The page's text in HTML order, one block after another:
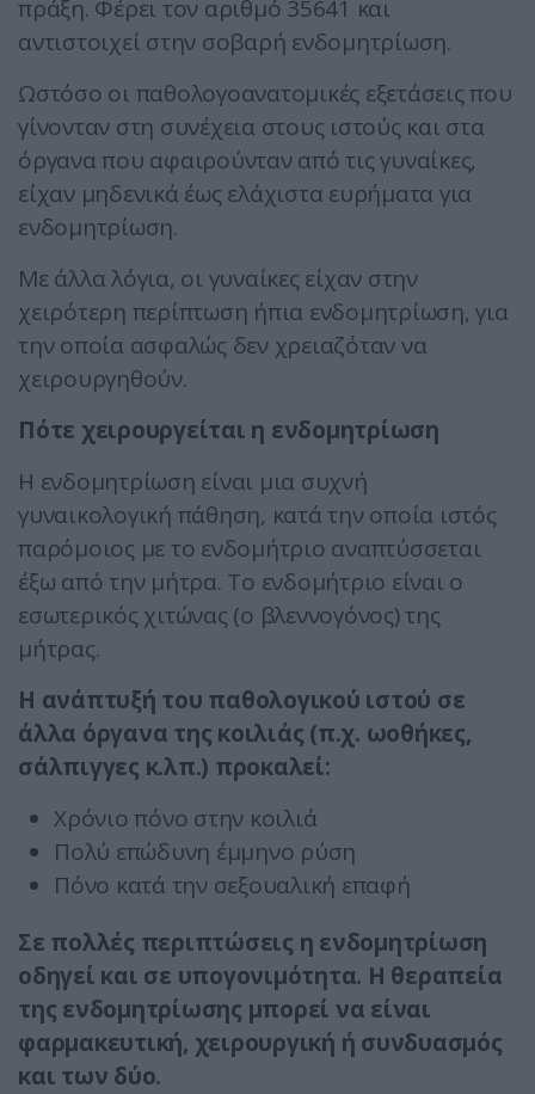
πράξη. Φέρει τον αριθμό 35641 και
αντιστοιχεί στην σοβαρή ενδομητρίωση.
Ωστόσο οι παθολογοανατομικές εξετάσεις που
γίνονταν στη συνέχεια στους ιστούς και στα
όργανα που αφαιρούνταν από τις γυναίκες,
είχαν μηδενικά έως ελάχιστα ευρήματα για
ενδομητρίωση.
Με άλλα λόγια, οι γυναίκες είχαν στην
χειρότερη περίπτωση ήπια ενδομητρίωση, για
την οποία ασφαλώς δεν χρειαζόταν να
χειρουργηθούν.
Πότε χειρουργείται η ενδομητρίωση
Η ενδομητρίωση είναι μια συχνή
γυναικολογική πάθηση, κατά την οποία ιστός
παρόμοιος με το ενδομήτριο αναπτύσσεται
έξω από την μήτρα. Το ενδομήτριο είναι ο
εσωτερικός χιτώνας (ο βλεννογόνος) της
μήτρας.
Η ανάπτυξή του παθολογικού ιστού σε
άλλα όργανα της κοιλιάς (π.χ. ωοθήκες,
σάλπιγγες κ.λπ.) προκαλεί:
Χρόνιο πόνο στην κοιλιά
Πολύ επώδυνη έμμηνο ρύση
Πόνο κατά την σεξουαλική επαφή
Σε πολλές περιπτώσεις η ενδομητρίωση
οδηγεί και σε υπογονιμότητα. Η θεραπεία
της ενδομητρίωσης μπορεί να είναι
φαρμακευτική, χειρουργική ή συνδυασμός
και των δύο.